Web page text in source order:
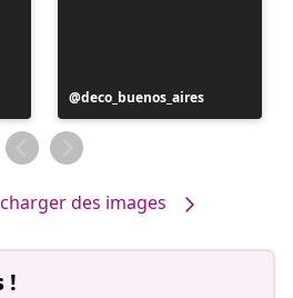
Publication
publiée
par
deco_buenos_aires
des images
!